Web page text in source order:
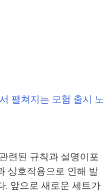
펼쳐지는 모험 출시
련된 규칙과 설명이포
상호작용으로 인해 발
. 앞으로 새로운 세트가